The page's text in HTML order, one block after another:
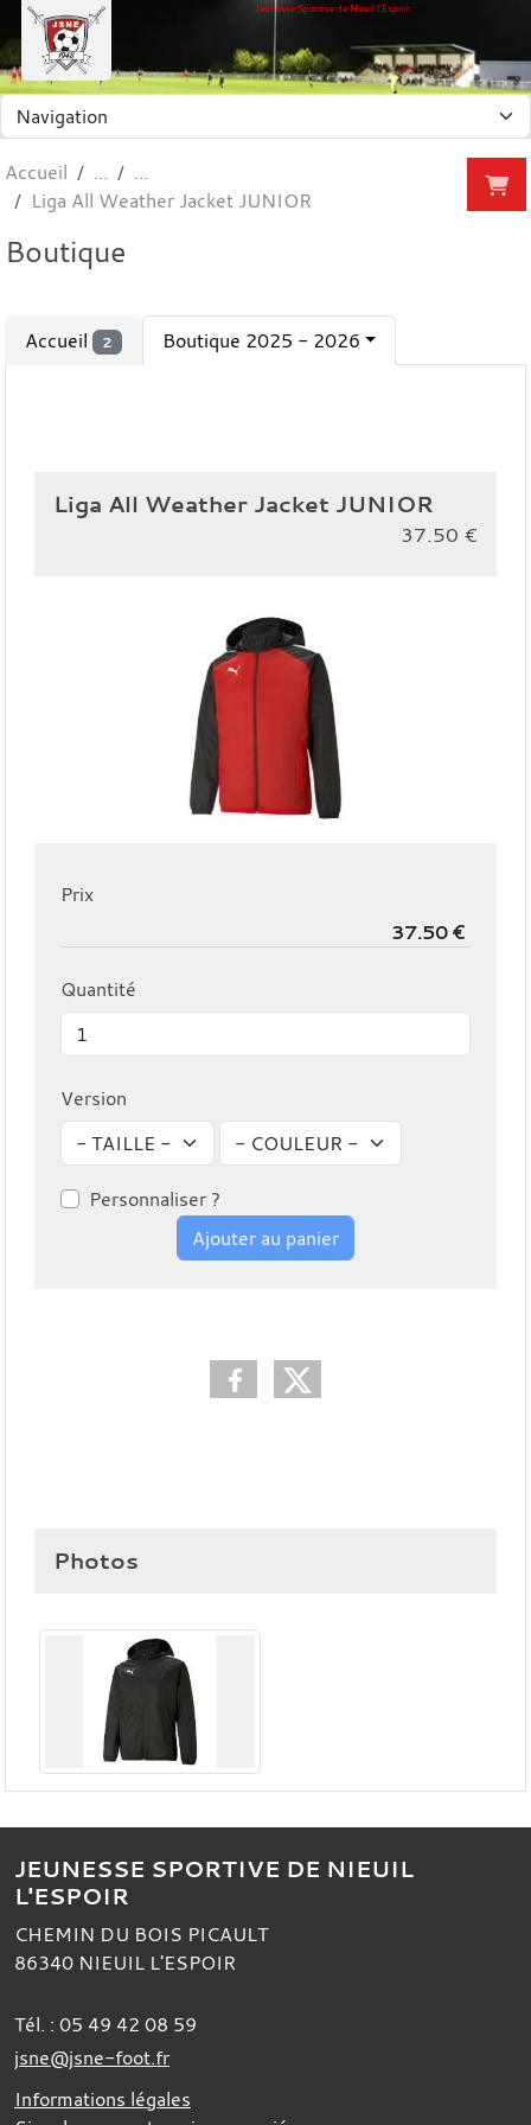
Jeunesse Sportive de Nieuil l'Espoir
Accueil
Liga All Weather Jacket JUNIOR
Boutique
Accueil 2 Boutique 2025 - 2026
Liga All Weather Jacket JUNIOR
37.50 €
Prix
Quantité
Version
Personnaliser ?
Ajouter au panier
Photos
JEUNESSE SPORTIVE DE NIEUIL
L'ESPOIR
CHEMIN DU BOIS PICAULT
86340 NIEUIL L'ESPOIR
Tél. : 05 49 42 08 59
jsne@jsne-foot.fr
Informations légales
Panneau de gestion des cookies